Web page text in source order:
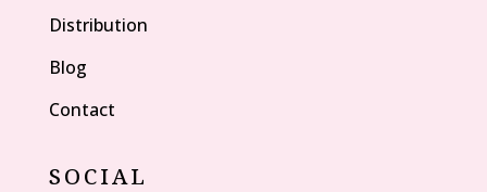
Distribution
Blog
Contact
SOCIAL